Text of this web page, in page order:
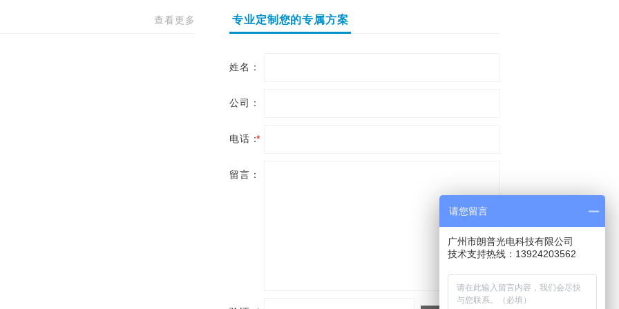
查看更多 专业定制您的专属方案
姓名：
公司：
电话：
*
留言：
请您留言
广州市朗普光电科技有限公司
技术支持热线：13924203562